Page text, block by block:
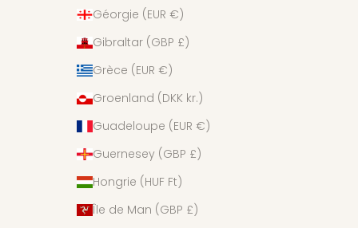
Géorgie (EUR €)
Gibraltar (GBP £)
Grèce (EUR €)
Groenland (DKK kr.)
Guadeloupe (EUR €)
Guernesey (GBP £)
Hongrie (HUF Ft)
Île de Man (GBP £)